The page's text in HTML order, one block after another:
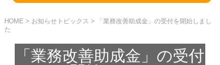
HOME > お知らせトピックス >
「業務改善助成金」の受付を開始しまし
た
「業務改善助成金」の受付